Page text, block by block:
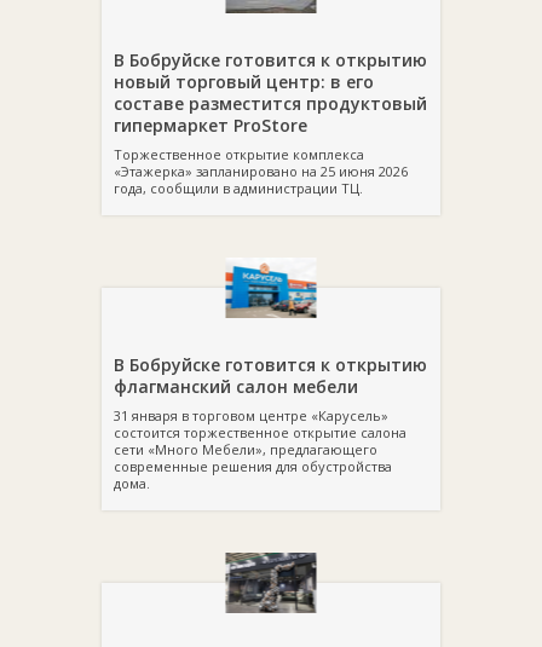
В Бобруйске готовится к открытию
новый торговый центр: в его
составе разместится продуктовый
гипермаркет ProStore
Торжественное открытие комплекса
«Этажерка» запланировано на 25 июня 2026
года, сообщили в администрации ТЦ.
В Бобруйске готовится к открытию
флагманский салон мебели
31 января в торговом центре «Карусель»
состоится торжественное открытие салона
сети «Много Мебели», предлагающего
современные решения для обустройства
дома.